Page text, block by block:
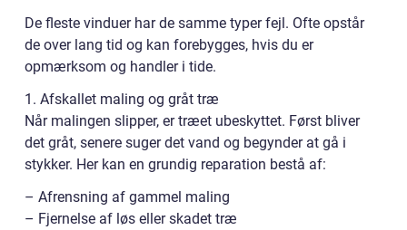
De fleste vinduer har de samme typer fejl. Ofte opstår
de over lang tid og kan forebygges, hvis du er
opmærksom og handler i tide.
1. Afskallet maling og gråt træ
Når malingen slipper, er træet ubeskyttet. Først bliver
det gråt, senere suger det vand og begynder at gå i
stykker. Her kan en grundig reparation bestå af:
– Afrensning af gammel maling
– Fjernelse af løs eller skadet træ